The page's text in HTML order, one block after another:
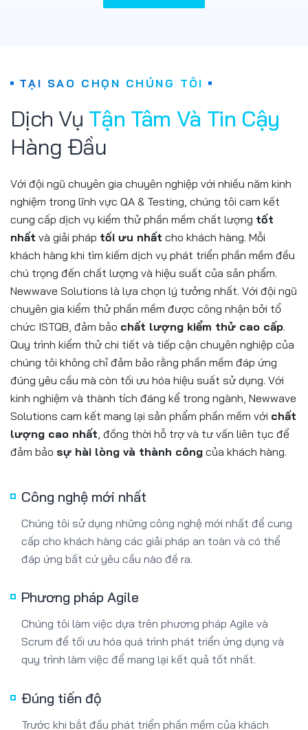
TẠI SAO CHỌN CHÚNG TÔI
Dịch Vụ Tận Tâm Và Tin Cậy
Hàng Đầu
Với đội ngũ chuyên gia chuyên nghiệp với nhiều năm kinh
nghiệm trong lĩnh vực QA & Testing, chúng tôi cam kết
cung cấp dịch vụ kiểm thử phần mềm chất lượng tốt
nhất và giải pháp tối ưu nhất cho khách hàng. Mỗi
khách hàng khi tìm kiếm dịch vụ phát triển phần mềm đều
chú trọng đến chất lượng và hiệu suất của sản phẩm.
Newwave Solutions là lựa chọn lý tưởng nhất. Với đội ngũ
chuyên gia kiểm thử phần mềm được công nhận bởi tổ
chức ISTQB, đảm bảo chất lượng kiểm thử cao cấp.
Quy trình kiểm thử chi tiết và tiếp cận chuyên nghiệp của
chúng tôi không chỉ đảm bảo rằng phần mềm đáp ứng
đúng yêu cầu mà còn tối ưu hóa hiệu suất sử dụng. Với
kinh nghiệm và thành tích đáng kể trong ngành, Newwave
Solutions cam kết mang lại sản phẩm phần mềm với chất
lượng cao nhất, đồng thời hỗ trợ và tư vấn liên tục để
đảm bảo sự hài lòng và thành công của khách hàng.
Công nghệ mới nhất
Chúng tôi sử dụng những công nghệ mới nhất để cung
cấp cho khách hàng các giải pháp an toàn và có thể
đáp ứng bất cứ yêu cầu nào đề ra.
Phương pháp Agile
Chúng tôi làm việc dựa trên phương pháp Agile và
Scrum để tối ưu hóa quá trình phát triển ứng dụng và
quy trình làm việc để mang lại kết quả tốt nhất.
Đúng tiến độ
Trước khi bắt đầu phát triển phần mềm của khách